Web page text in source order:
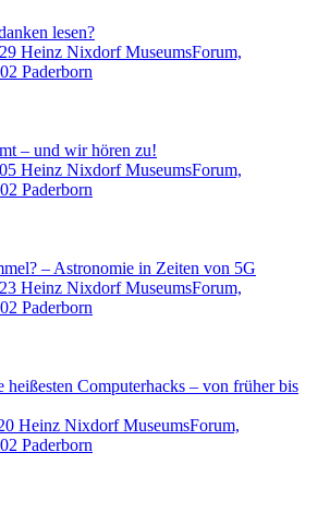
lesen?
Heinz Nixdorf MuseumsForum,
Paderborn
– und wir hören zu!
Heinz Nixdorf MuseumsForum,
Paderborn
– Astronomie in Zeiten von 5G
Heinz Nixdorf MuseumsForum,
Paderborn
Computerhacks – von früher bis
Heinz Nixdorf MuseumsForum,
Paderborn